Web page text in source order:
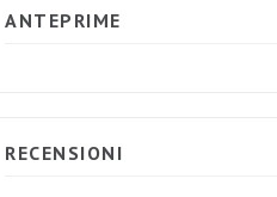
ANTEPRIME
RECENSIONI